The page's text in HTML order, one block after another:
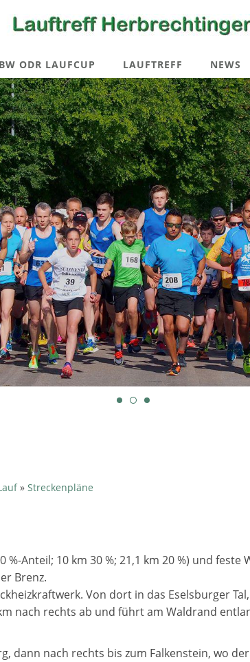
ODR LAUFCUP LAUFTREFF NEWS
» Streckenpläne
%-Anteil; 10 km 30 %; 21,1 km 20 %) und feste
Brenz.
Von dort in das Eselsburger
nach rechts ab und führt am Waldrand
dann nach rechts bis zum Falkenstein, wo